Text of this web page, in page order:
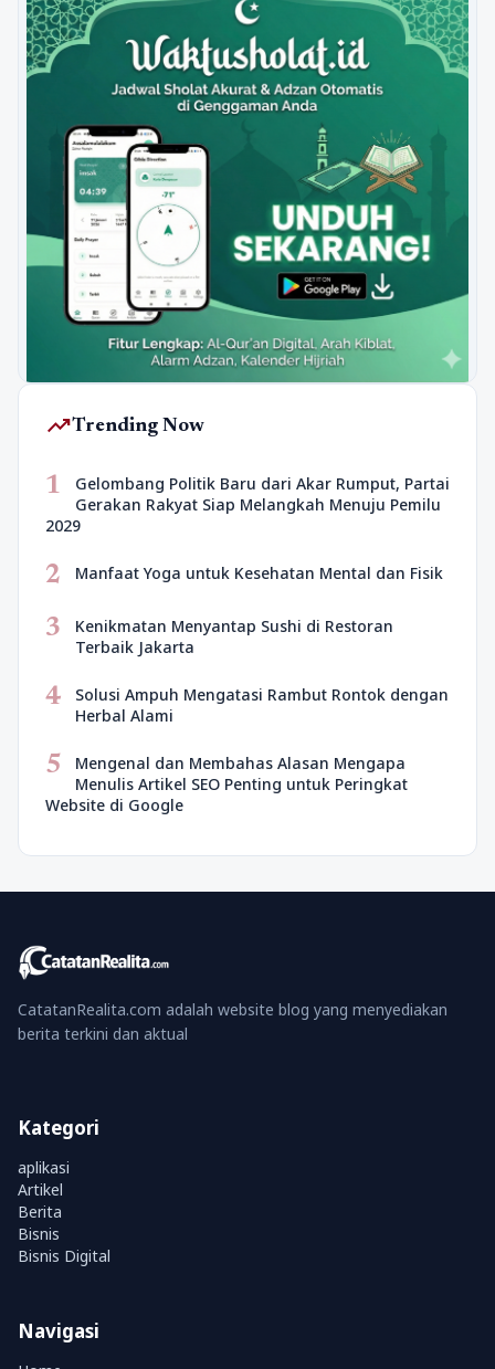
trending_upTrending Now
1
Gelombang Politik Baru dari Akar Rumput, Partai
Gerakan Rakyat Siap Melangkah Menuju Pemilu
2029
2 Manfaat Yoga untuk Kesehatan Mental dan Fisik
3
Kenikmatan Menyantap Sushi di Restoran
Terbaik Jakarta
4
Solusi Ampuh Mengatasi Rambut Rontok dengan
Herbal Alami
5
Mengenal dan Membahas Alasan Mengapa
Menulis Artikel SEO Penting untuk Peringkat
Website di Google
CatatanRealita.com adalah website blog yang menyediakan
berita terkini dan aktual
Kategori
aplikasi
Artikel
Berita
Bisnis
Bisnis Digital
Navigasi